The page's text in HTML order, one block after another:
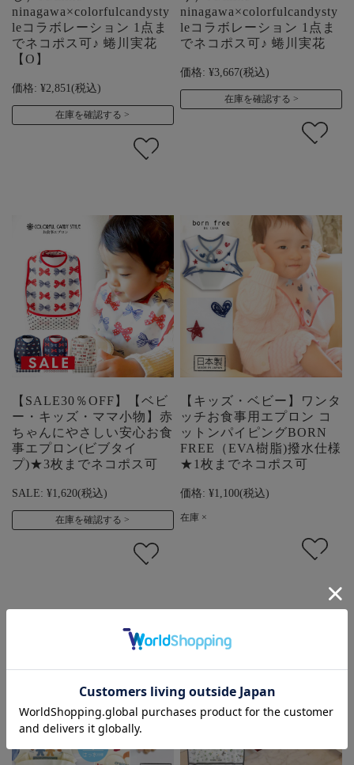
ninagawa×colorfulcandysty
leコラボレーション 1点ま
でネコポス可♪ 蜷川実花
【O】
価格: ¥2,851(税込)
在庫を確認する
ninagawa×colorfulcandysty
leコラボレーション 1点ま
でネコポス可♪ 蜷川実花
価格: ¥3,667(税込)
在庫を確認する
【SALE30％OFF】【ベビ
ー・キッズ・ママ小物】赤
ちゃんにやさしい安心お食
事エプロン(ビブタイ
プ)★3枚までネコポス可
SALE: ¥1,620(税込)
在庫を確認する
【キッズ・ベビー】ワンタ
ッチお食事用エプロン コ
ットンパイピングBORN
FREE（EVA樹脂)撥水仕様
★1枚までネコポス可
価格: ¥1,100(税込)
在庫 ×